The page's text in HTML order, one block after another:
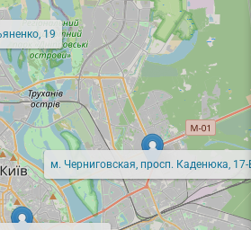
19
м. Черниговская, просп. Каденюка, 17-